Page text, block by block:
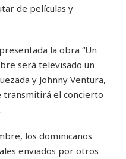
de películas y
la obra “Un
será televisado un
y Johnny Ventura,
transmitirá el concierto
los dominicanos
enviados por otros